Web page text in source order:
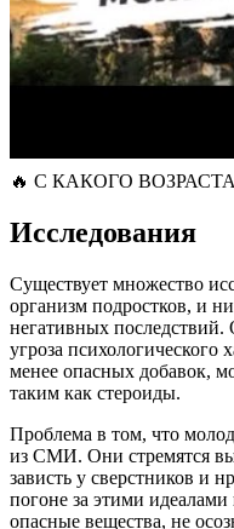
🔥 С КАКОГО
Исследования
Существует множество
организм подростков, и
негативных последствий.
угроза психологического
менее опасных добавок,
таким как стероиды.
Проблема в том, что
из СМИ. Они стремятся
зависть у сверстников и
погоне за этими
опасные вещества, не